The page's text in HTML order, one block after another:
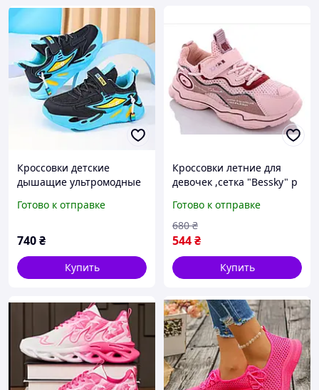
Кроссовки детские
дышащие ультромодные
Готово к отправке
740₴
Купить
Кроссовки летние для
девочек ,сетка "Bessky" р
Готово к отправке
544₴
680 ₴
Купить